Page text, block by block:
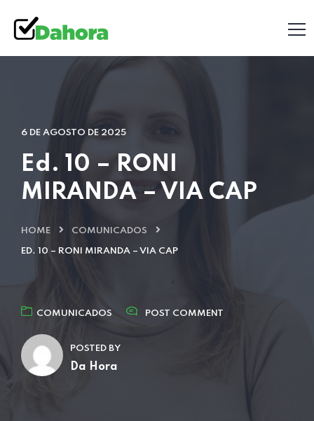
6 DE AGOSTO DE 2025
Ed. 10 – RONI
MIRANDA – VIA CAP
HOME COMUNICADOS
ED. 10 – RONI MIRANDA – VIA CAP
COMUNICADOS POST COMMENT
POSTED BY
Da Hora